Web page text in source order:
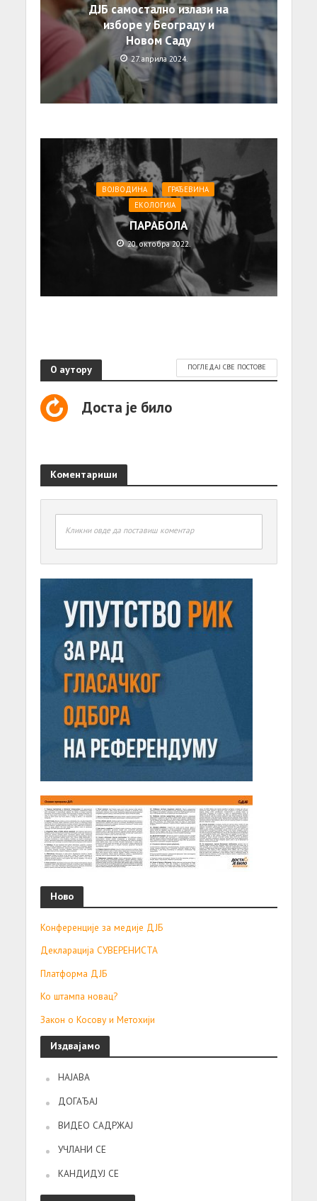
ДЈБ самостално излази на
изборе у Београду и
Новом Саду
27. априла 2024.
ВОЈВОДИНА
ГРАЂЕВИНА
ЕКОЛОГИЈА
ПАРАБОЛА
20. октобра 2022.
О аутору ПОГЛЕДАЈ СВЕ ПОСТОВЕ
Доста је било
Коментариши
Кликни овде да поставиш коментар
Ново
Конференције за медије ДЈБ
Декларација СУВЕРЕНИСТА
Платформа ДЈБ
Ко штампа новац?
Закон о Косову и Метохији
Издвајамо
НАЈАВА
ДОГАЂАЈ
ВИДЕО САДРЖАЈ
УЧЛАНИ СЕ
КАНДИДУЈ СЕ